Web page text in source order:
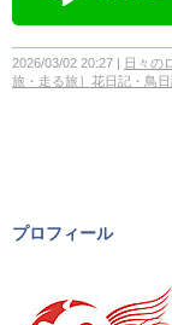
2026/03/02 20:27 日々の
旅・走る旅］花日記・鳥
プロフィール